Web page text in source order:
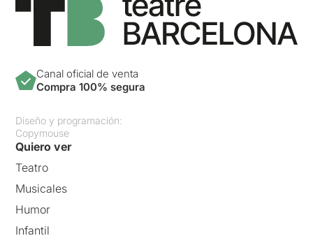
Canal oficial de venta
Compra 100% segura
Diseño y programación:
Copymouse
Quiero ver
Teatro
Musicales
Humor
Infantil